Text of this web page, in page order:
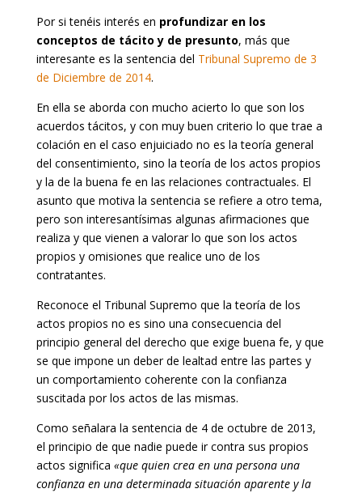
Por si tenéis interés en profundizar en los
conceptos de tácito y de presunto, más que
interesante es la sentencia del Tribunal Supremo de 3
de Diciembre de 2014.
En ella se aborda con mucho acierto lo que son los
acuerdos tácitos, y con muy buen criterio lo que trae a
colación en el caso enjuiciado no es la teoría general
del consentimiento, sino la teoría de los actos propios
y la de la buena fe en las relaciones contractuales. El
asunto que motiva la sentencia se refiere a otro tema,
pero son interesantísimas algunas afirmaciones que
realiza y que vienen a valorar lo que son los actos
propios y omisiones que realice uno de los
contratantes.
Reconoce el Tribunal Supremo que la teoría de los
actos propios no es sino una consecuencia del
principio general del derecho que exige buena fe, y que
se que impone un deber de lealtad entre las partes y
un comportamiento coherente con la confianza
suscitada por los actos de las mismas.
Como señalara la sentencia de 4 de octubre de 2013,
el principio de que nadie puede ir contra sus propios
actos significa «que quien crea en una persona una
confianza en una determinada situación aparente y la